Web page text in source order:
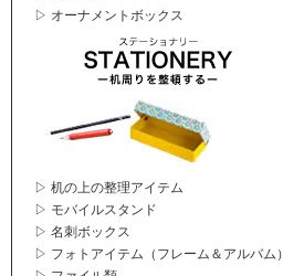
▷ オーナメントボックス
▷ 机の上の整理アイテム
▷ モバイルスタンド
▷ 名刺ボックス
▷ フォトアイテム（フレーム＆アルバム）